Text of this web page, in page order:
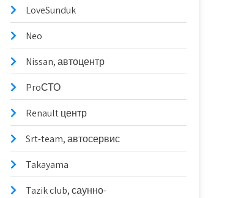
LoveSunduk
Neo
Nissan, автоцентр
ProСТО
Renault центр
Srt-team, автосервис
Takayama
Tazik club, саунно-